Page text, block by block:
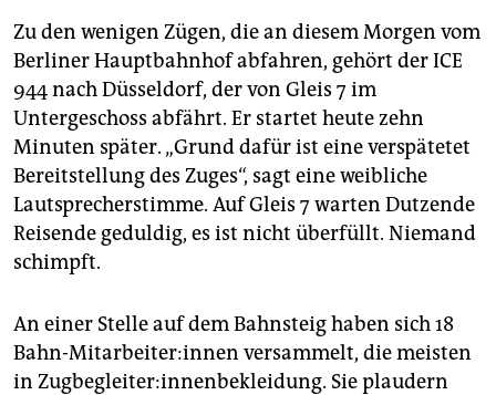
Zu den wenigen Zügen, die an diesem Morgen vom
Berliner Hauptbahnhof abfahren, gehört der ICE
944 nach Düsseldorf, der von Gleis 7 im
Untergeschoss abfährt. Er startet heute zehn
Minuten später. „Grund dafür ist eine verspätetet
Bereitstellung des Zuges“, sagt eine weibliche
Lautsprecherstimme. Auf Gleis 7 warten Dutzende
Reisende geduldig, es ist nicht überfüllt. Niemand
schimpft.
An einer Stelle auf dem Bahnsteig haben sich 18
Bahn­-Mit­ar­bei­te­r:in­nen versammelt, die meisten
in Zugbegleiter:innenbekleidung. Sie plaudern